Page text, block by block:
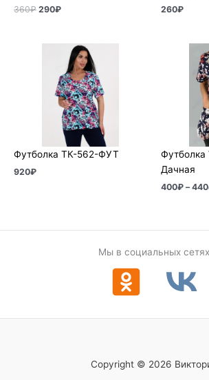
360₽ 290₽ 260₽
Футболка ТК-562-ФУТ
920₽
Футболка
Дачная
400₽ – 440
Мы в социальных сетях
Copyright © 2026